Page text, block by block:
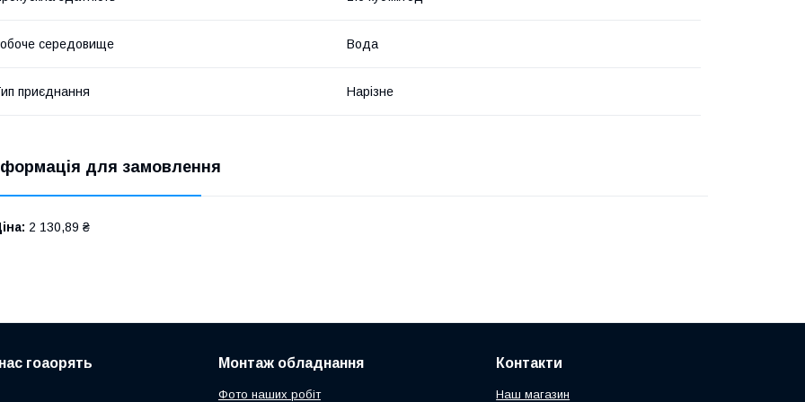
середовище Вода
приєднання Нарізне
для замовлення
2 130,89 ₴
гоаорять Монтаж обладнання
Фото наших робіт
Контакти
Наш магазин